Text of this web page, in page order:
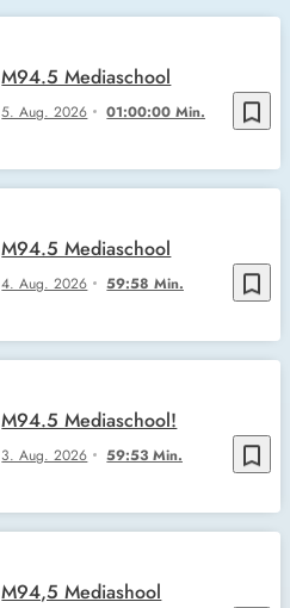
bookmark_border
5. Aug. 2026 01:00:00 Min.
M94.5 Mediaschool
bookmark_border
4. Aug. 2026 59:58 Min.
M94.5 Mediaschool
bookmark_border
3. Aug. 2026 59:53 Min.
M94.5 Mediaschool!
M94,5 Mediashool